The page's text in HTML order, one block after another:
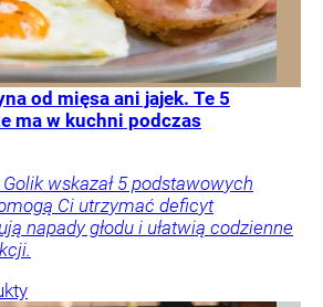
od mięsa ani jajek. Te 5
ma w kuchni podczas
wskazał 5 podstawowych
Ci utrzymać deficyt
napady głodu i ułatwią codzienne